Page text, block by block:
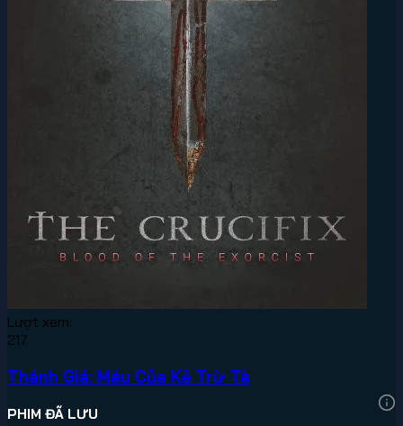
Lượt xem:
217
Thánh Giá: Máu Của Kẻ Trừ Tà
PHIM ĐÃ LƯU